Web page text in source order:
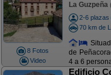
8 Fotos
Video
La Guzpeña
2-6 plazas
70 km de
de
4 a 6
Edificio